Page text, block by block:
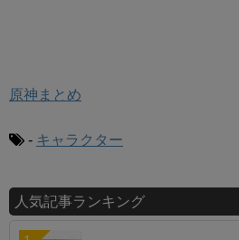
原神まとめ
- キャラクター
人気記事ランキング